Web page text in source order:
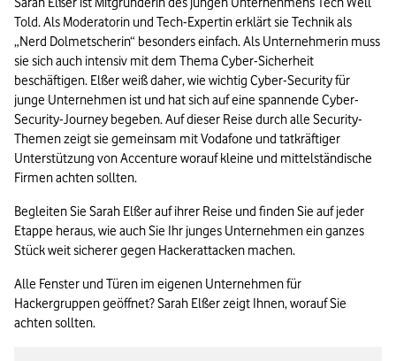
Told. Als Moderatorin und Tech-Expertin erklärt sie Technik als
„Nerd Dolmetscherin“ besonders einfach. Als Unternehmerin muss
sie sich auch intensiv mit dem Thema Cyber-Sicherheit
beschäftigen. Elßer weiß daher, wie wichtig Cyber-Security für
junge Unternehmen ist und hat sich auf eine spannende Cyber-
Security-Journey begeben. Auf dieser Reise durch alle Security-
Themen zeigt sie gemeinsam mit Vodafone und tatkräftiger
Unterstützung von Accenture worauf kleine und mittelständische
Firmen achten sollten.
Begleiten Sie Sarah Elßer auf ihrer Reise und finden Sie auf jeder
Etappe heraus, wie auch Sie Ihr junges Unternehmen ein ganzes
Stück weit sicherer gegen Hackerattacken machen.
Alle Fenster und Türen im eigenen Unternehmen für
Hackergruppen geöffnet? Sarah Elßer zeigt Ihnen, worauf Sie
achten sollten.